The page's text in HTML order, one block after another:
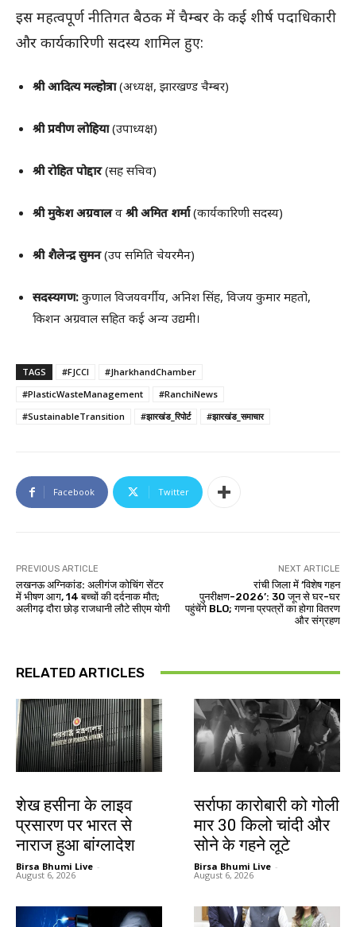
इस महत्वपूर्ण नीतिगत बैठक में चैम्बर के कई शीर्ष पदाधिकारी
और कार्यकारिणी सदस्य शामिल हुए:
श्री आदित्य मल्होत्रा(अध्यक्ष, झारखण्ड चैम्बर)
श्री प्रवीण लोहिया(उपाध्यक्ष)
श्री रोहित पोद्दार(सह सचिव)
श्री मुकेश अग्रवालव श्री अमित शर्मा(कार्यकारिणी सदस्य)
श्री शैलेन्द्र सुमन(उप समिति चेयरमैन)
सदस्यगण: कुणाल विजयवर्गीय, अनिश सिंह, विजय कुमार महतो,
किशन अग्रवाल सहित कई अन्य उद्यमी।
TAGS #FJCCI
#JharkhandChamber
#PlasticWasteManagement
#RanchiNews
#SustainableTransition
#झारखंड_रिपोर्ट #झारखंड_समाचार
Facebook Twitter
PREVIOUS ARTICLE
लखनऊ अग्निकांड: अलीगंज कोचिंग सेंटर
में भीषण आग, 14 बच्चों की दर्दनाक मौत;
अलीगढ़ दौरा छोड़ राजधानी लौटे सीएम योगी
NEXT ARTICLE
रांची जिला में ‘विशेष गहन
पुनरीक्षण-2026’: 30 जून से घर-घर
पहुंचेंगे BLO; गणना प्रपत्रों का होगा वितरण
और संग्रहण
RELATED ARTICLES
शेख हसीना के लाइव
प्रसारण पर भारत से
नाराज हुआ बांग्लादेश
Birsa Bhumi Live -
August 6, 2026
सर्राफा कारोबारी को गोली
मार 30 किलो चांदी और
सोने के गहने लूटे
Birsa Bhumi Live -
August 6, 2026